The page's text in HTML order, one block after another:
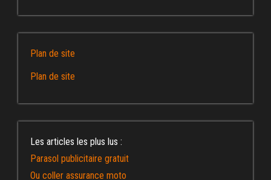
Plan de site
Plan de site
Les articles les plus lus :
Parasol publicitaire gratuit
Ou coller assurance moto